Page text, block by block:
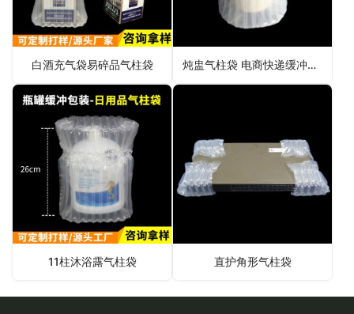
白酒充气袋易碎品气柱袋 炖盅气柱袋 电商快递缓冲包装
11柱沐浴露气柱袋 直护角形气柱袋